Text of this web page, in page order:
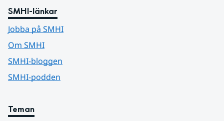
SMHI-länkar
Jobba på SMHI
Om SMHI
SMHI-bloggen
SMHI-podden
Teman